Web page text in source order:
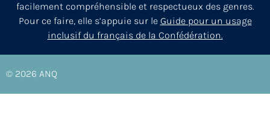
facilement compréhensible et respectueux des genres.
Pour ce faire, elle s’appuie sur le Guide pour un usage
inclusif du français de la Confédération.
© 2026 ANQ